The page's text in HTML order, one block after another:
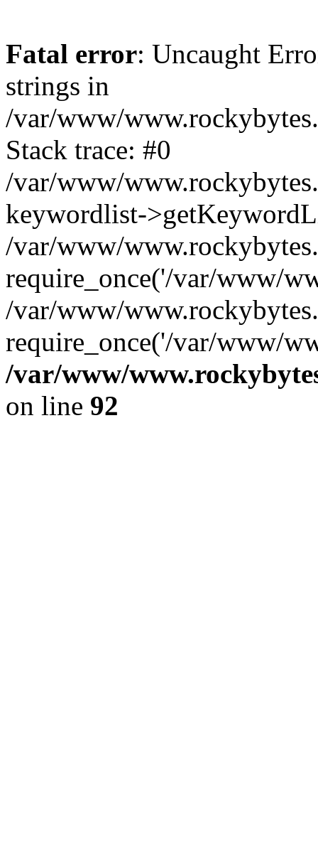
Fatal error: Uncaught
strings in
/var/www/
Stack trace: #0
/var/www/
keywordlist-
/var/www/
require_once('/var/www/
/var/www/
require_once('/var/www/
/var/www/
on line 92